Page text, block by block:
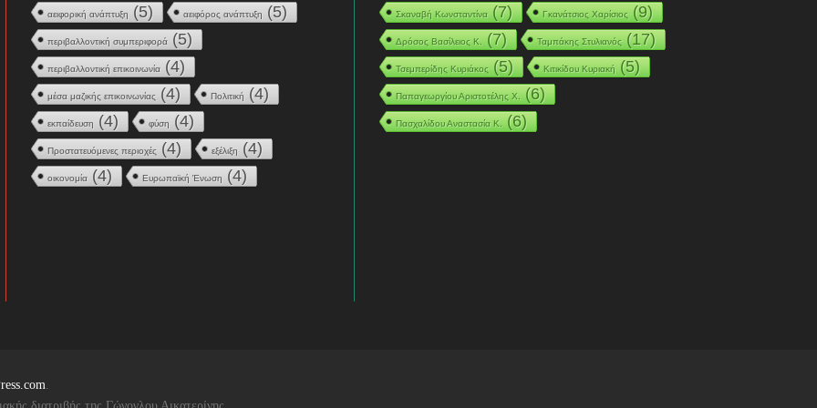
αειφορική ανάπτυξη (5) αειφόρος ανάπτυξη (5)
περιβαλλοντική συμπεριφορά (5)
περιβαλλοντική επικοινωνία (4)
μέσα μαζικής επικοινωνίας (4) Πολιτική (4)
εκπαίδευση (4) φύση (4)
Προστατευόμενες περιοχές (4) εξέλιξη (4)
οικονομία (4) Ευρωπαϊκή Ένωση (4)
Σκαναβή Κωνσταντίνα(7) Γκανάτσιος Χαρίσιος(9)
Δρόσος Βασίλειος Κ. (7) Ταμπάκης Στυλιανός(17)
Τσεμπερίδης Κυριάκος(5) Κιτικίδου Κυριακή(5)
Παπαγεωργίου Αριστοτέλης Χ. (6)
Πασχαλίδου Αναστασία Κ. (6)